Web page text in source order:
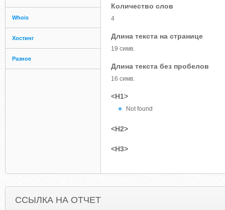
Whois
Хостинг
Разное
Количество слов
4
Длина текста на странице
19 симв.
Длина текста без пробелов
16 симв.
<H1>
Not found
<H2>
<H3>
ССЫЛКА НА ОТЧЕТ